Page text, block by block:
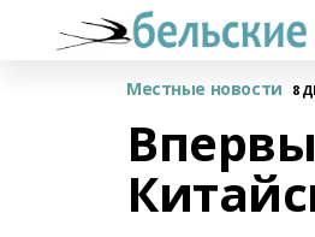
Местные новости 8